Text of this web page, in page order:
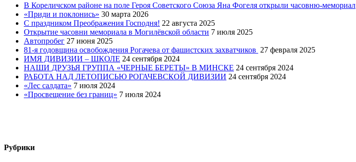
В Кореличском районе на поле Героя Советского Союза Яна Фогеля открыли часовню-мемориал
«Приди и поклонись» 30 марта 2026
C праздником Преображения Господня! 22 августа 2025
Открытие часовни мемориала в Могилёвской области 7 июля 2025
Автопробег 27 июня 2025
81-я годовщина освобождения Рогачева от фашистских захватчиков 27 февраля 2025
ИМЯ ДИВИЗИИ – ШКОЛЕ 24 сентября 2024
НАШИ ДРУЗЬЯ ГРУППА «ЧЕРНЫЕ БЕРЕТЫ» В МИНСКЕ 24 сентября 2024
РАБОТА НАД ЛЕТОПИСЬЮ РОГАЧЕВСКОЙ ДИВИЗИИ 24 сентября 2024
«Лес салдата» 7 июля 2024
«Просвещение без границ» 7 июля 2024
Рубрики